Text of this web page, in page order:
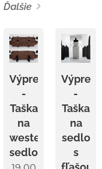
Ďalšie
Výpredaj
-
Taška
na
westernové
sedlo
-
Taška
na
sedlo
s